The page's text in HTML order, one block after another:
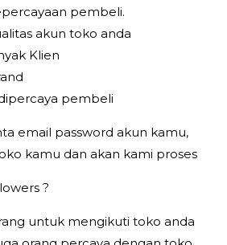
pembeli.
akun toko anda
Klien
pembeli
email password akun kamu,
kamu dan akan kami proses
?
untuk mengikuti toko anda